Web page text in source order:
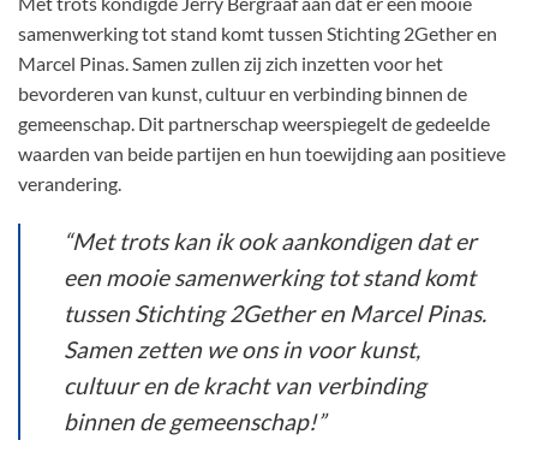
samenwerking tot stand komt tussen Stichting 2Gether en
Marcel Pinas. Samen zullen zij zich inzetten voor het
bevorderen van kunst, cultuur en verbinding binnen de
gemeenschap. Dit partnerschap weerspiegelt de gedeelde
waarden van beide partijen en hun toewijding aan positieve
verandering.
“Met trots kan ik ook aankondigen dat er
een mooie samenwerking tot stand komt
tussen Stichting 2Gether en Marcel Pinas.
Samen zetten we ons in voor kunst,
cultuur en de kracht van verbinding
binnen de gemeenschap!”